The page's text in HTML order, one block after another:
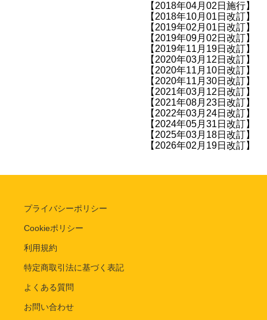
【2018年04月02日施行】
【2018年10月01日改訂】
【2019年02月01日改訂】
【2019年09月02日改訂】
【2019年11月19日改訂】
【2020年03月12日改訂】
【2020年11月10日改訂】
【2020年11月30日改訂】
【2021年03月12日改訂】
【2021年08月23日改訂】
【2022年03月24日改訂】
【2024年05月31日改訂】
【2025年03月18日改訂】
【2026年02月19日改訂】
プライバシーポリシー
Cookieポリシー
利用規約
特定商取引法に基づく表記
よくある質問
お問い合わせ